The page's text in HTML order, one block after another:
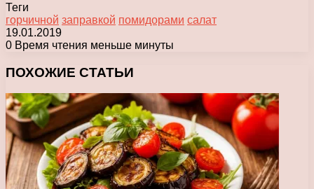
Теги
горчичной заправкой помидорами салат
19.01.2019
0 Время чтения меньше минуты
ПОХОЖИЕ СТАТЬИ